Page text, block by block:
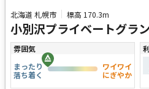
北海道 札幌市 標高 170.3m
小別沢プライベートグラ
雰囲気
まったり
落ち着く
ワイワイ
にぎやか